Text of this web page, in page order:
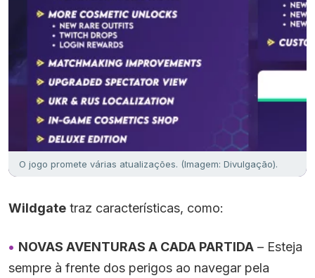
O jogo promete várias atualizações. (Imagem: Divulgação).
Wildgate traz características, como:
NOVAS AVENTURAS A CADA PARTIDA – Esteja
sempre à frente dos perigos ao navegar pela